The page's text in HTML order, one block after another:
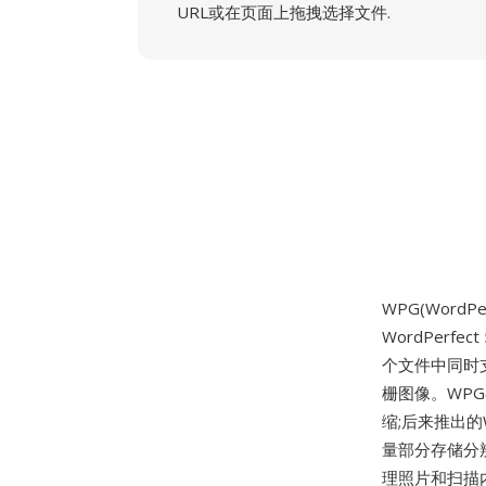
URL或在页面上拖拽选择文件.
WordPerfect
个文件中同时
栅图像。
缩;后来推出
量部分存储分
理照片和扫